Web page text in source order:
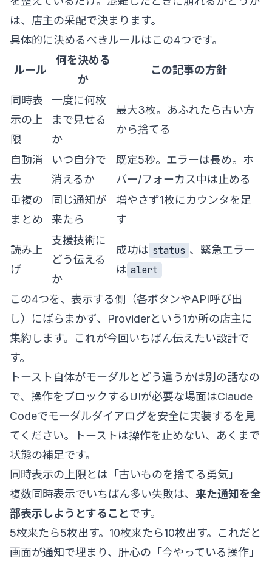
は、店主の采配で決まります。
具体的に決めるべきルールはこの4つです。
ルール
何を決める
か
この記事の方針
同時表
示の上
限
一度に何枚
まで見せる
か
最大3枚。あふれたら古い方
から捨てる
自動消
去
いつ自分で
消えるか
既定5秒。エラーは長め。ホ
バー/フォーカス中は止める
重複の
まとめ
同じ通知が
来たら
増やさず1枚にカウンタを足
す
読み上
げ
支援技術に
どう伝える
か
成功は status 、緊急エラー
は alert
この4つを、表示する側（各ボタンやAPI呼び出
し）にばらまかず、Providerという1か所の店主に
集約します。これが今回いちばん伝えたい設計で
す。
トースト自体がモーダルとどう違うかは別の話なの
で、操作をブロックするUIが必要な場面はClaude
Codeでモーダルダイアログを安全に実装するを見
てください。トーストは操作を止めない、あくまで
状態の補足です。
同時表示の上限とは「古いものを捨てる勇気」
複数同時表示でいちばん多い失敗は、 来た通知を全
部表示しようとすることです。
5枚来たら5枚出す。10枚来たら10枚出す。これだと
画面が通知で埋まり、肝心の「今やっている操作」